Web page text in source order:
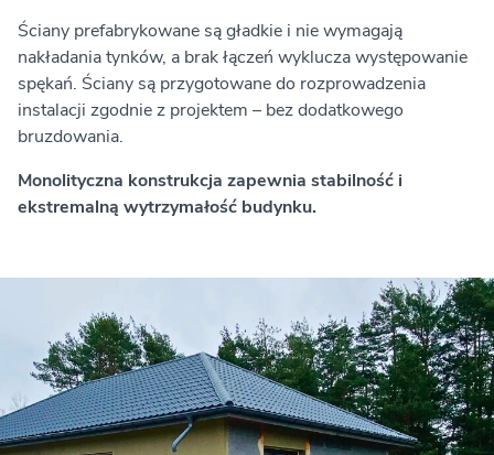
Ściany prefabrykowane są gładkie i nie wymagają
nakładania tynków, a brak łączeń wyklucza występowanie
spękań. Ściany są przygotowane do rozprowadzenia
instalacji zgodnie z projektem – bez dodatkowego
bruzdowania.
Monolityczna konstrukcja zapewnia stabilność i
ekstremalną wytrzymałość budynku.